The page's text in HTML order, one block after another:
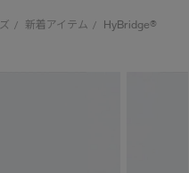
は、アウター
を通じて、長く愛される製
/ 新着アイテム /
HyBridge®